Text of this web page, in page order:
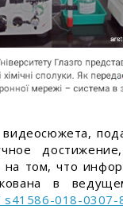
на том, что
в
s41586-018-0307-